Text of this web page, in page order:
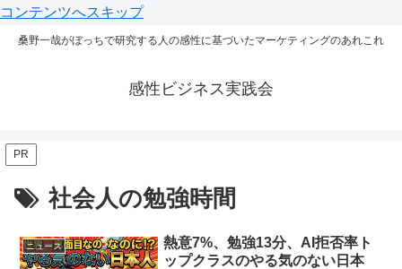
コンテンツへスキップ
桑野一哉がぼっちで研究する人の感性に基づいたマーケティングのあれこれ
感性ビジネス実践会
PR
社会人の勉強時間
ニュース
熱意7%、勉強13分、AI拒否率ト
ップクラスのやる気のない日本